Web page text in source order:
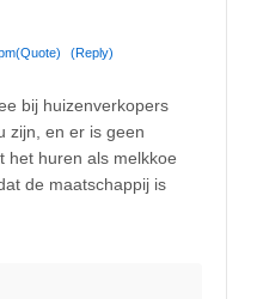
(Quote) (Reply)
bij huizenverkopers
zijn, en er is geen
het huren als melkkoe
de maatschappij is